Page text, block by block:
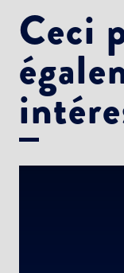
Ceci